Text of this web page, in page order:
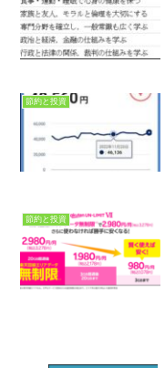
節約と投資
節約と投資